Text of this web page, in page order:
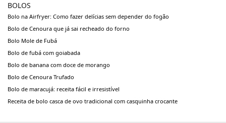
BOLOS
Bolo na Airfryer: Como fazer delícias sem depender do fogão
Bolo de Cenoura que já sai recheado do forno
Bolo Mole de Fubá
Bolo de fubá com goiabada
Bolo de banana com doce de morango
Bolo de Cenoura Trufado
Bolo de maracujá: receita fácil e irresistível
Receita de bolo casca de ovo tradicional com casquinha crocante